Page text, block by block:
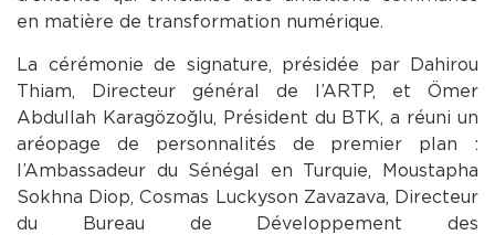
en matière de transformation numérique.
La cérémonie de signature, présidée par Dahirou
Thiam, Directeur général de l’ARTP, et Ömer
Abdullah Karagözoğlu, Président du BTK, a réuni un
aréopage de personnalités de premier plan :
l’Ambassadeur du Sénégal en Turquie, Moustapha
Sokhna Diop, Cosmas Luckyson Zavazava, Directeur
du Bureau de Développement des